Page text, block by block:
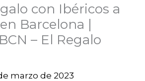
con Ibéricos a
Barcelona |
– El Regalo
marzo de 2023